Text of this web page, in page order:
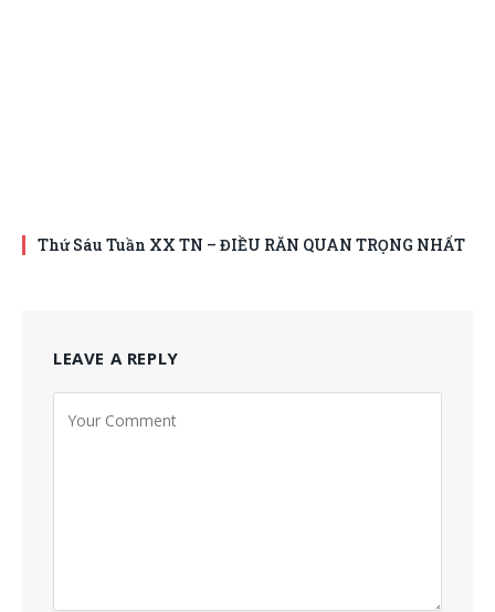
Thứ Sáu Tuần XX TN – ĐIỀU RĂN QUAN TRỌNG NHẤT
LEAVE A REPLY